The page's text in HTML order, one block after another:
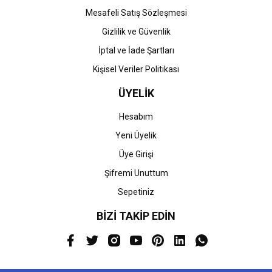
Mesafeli Satış Sözleşmesi
Gizlilik ve Güvenlik
İptal ve İade Şartları
Kişisel Veriler Politikası
ÜYELİK
Hesabım
Yeni Üyelik
Üye Girişi
Şifremi Unuttum
Sepetiniz
BİZİ TAKİP EDİN